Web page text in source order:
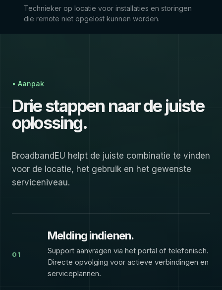
Technieker op locatie voor installaties en storingen
die remote niet opgelost kunnen worden.
• Aanpak
Drie stappen naar de juiste
oplossing.
BroadbandEU helpt de juiste combinatie te vinden
voor de locatie, het gebruik en het gewenste
serviceniveau.
01
Melding indienen.
Support aanvragen via het portal of telefonisch.
Directe opvolging voor actieve verbindingen en
serviceplannen.